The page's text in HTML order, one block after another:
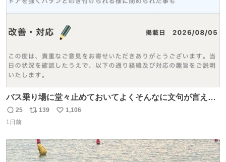
バス乗り場に堂々止めておいてよくそんなに文句が言える
ね 運転士は日本人やったのなら韓国人は関係ないし、なん
なら68歳も関係ない…
返
信
25
リ
ト
数
139
い
数
1,106
1日前